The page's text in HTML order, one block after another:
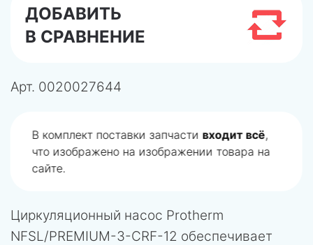
ДОБАВИТЬ
В СРАВНЕНИЕ
Арт. 0020027644
В комплект поставки запчасти входит всё,
что изображено на изображении товара на
сайте.
Циркуляционный насос Protherm
NFSL/PREMIUM-3-CRF-12 обеспечивает